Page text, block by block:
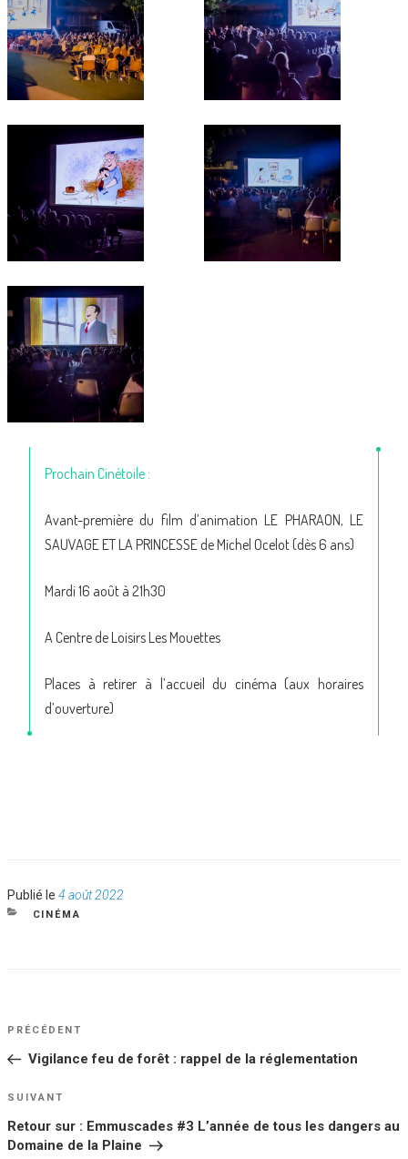
Prochain Cinétoile :
Avant-première du film d’animation LE PHARAON, LE
SAUVAGE ET LA PRINCESSE de Michel Ocelot (dès 6 ans)
Mardi 16 août à 21h30
A Centre de Loisirs Les Mouettes
Places à retirer à l’accueil du cinéma (aux horaires
d’ouverture)
Publié le Publié
le
4 août 2022
CATÉGORIES
CINÉMA
NAVIGATION
DE
Article
PRÉCÉDENT
Vigilance feu de forêt : rappel de la réglementation
Article
SUIVANT
Retour sur : Emmuscades #3 L’année de tous les dangers au
Domaine de la Plaine